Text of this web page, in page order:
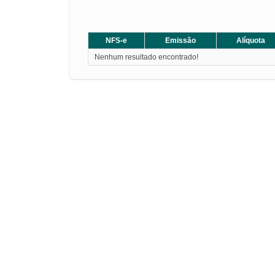
NFS-e Emissão Alíquota
Nenhum resultado encontrado!